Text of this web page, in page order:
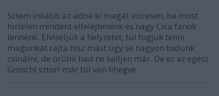
Sztem inkább az adná ki magát viccesen, ha most
hirtelen mindent elfelejtenénk és nagy Cica fanok
lennénk. Elviseljük a helyzetet, túl fogjuk tenni
magunkat rajta hisz mást úgy se nagyon tudunk
csinálni, de örülni had ne kelljen már. De ez az egész
Gröschl sztori már túl van lihegve